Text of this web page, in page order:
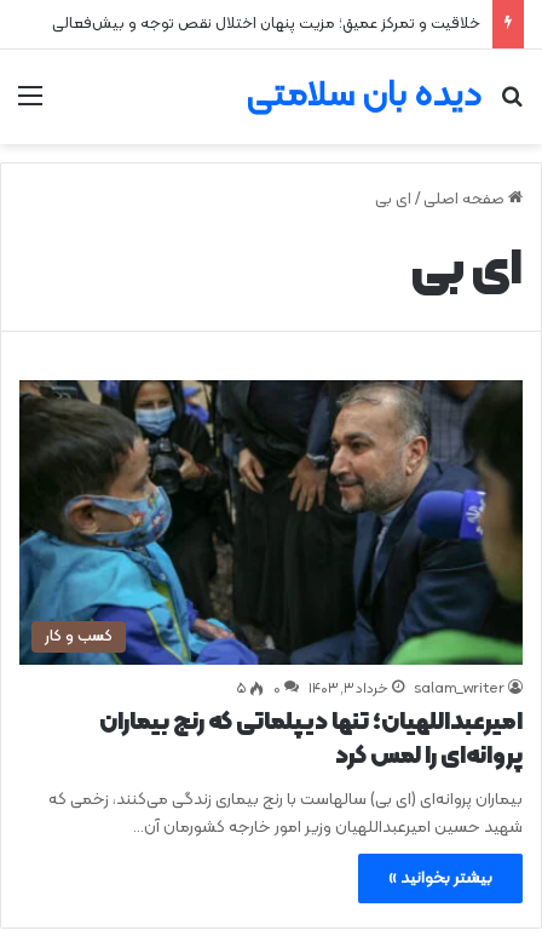
خلاقیت و تمرکز عمیق؛ مزیت پنهان اختلال نقص توجه و بیش‌فعالی
دیده بان سلامتی
جستجو برای
صفحه اصلی / ای بی
ای بی
کسب و کار
salam_writer خرداد ۳, ۱۴۰۳ 0 ۵
امیرعبداللهیان؛ تنها دیپلماتی که رنج بیماران
پروانه‌ای را لمس کرد
بیماران پروانه‌ای (ای بی) سالهاست با رنج بیماری زندگی می‌کنند،‌ زخمی که
شهید حسین امیرعبداللهیان وزیر امور خارجه کشورمان آن…
بیشتر بخوانید »